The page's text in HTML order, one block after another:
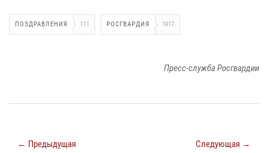
ПОЗДРАВЛЕНИЯ 111 РОСГВАРДИЯ 1917
Пресс-служба Росгвардии
← Предыдущая Следующая →